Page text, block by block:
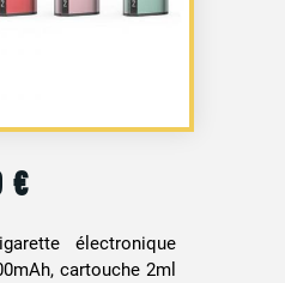
€
électronique
cartouche 2ml